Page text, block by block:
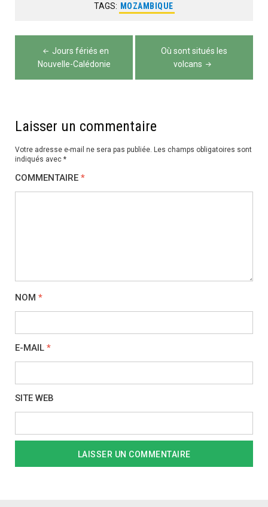
TAGS: MOZAMBIQUE
Navigation
Jours fériés en
Nouvelle-Calédonie
Où sont situés les
volcans
Laisser un commentaire
Votre adresse e-mail ne sera pas publiée. Les champs obligatoires sont
indiqués avec *
COMMENTAIRE *
NOM *
E-MAIL *
SITE WEB